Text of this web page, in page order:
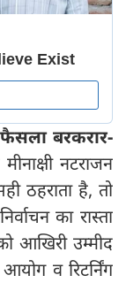
बरकरार-
नटराजन
ठहराता है, तो
का रास्ता
आखिरी उम्मीद
व रिटर्निंग